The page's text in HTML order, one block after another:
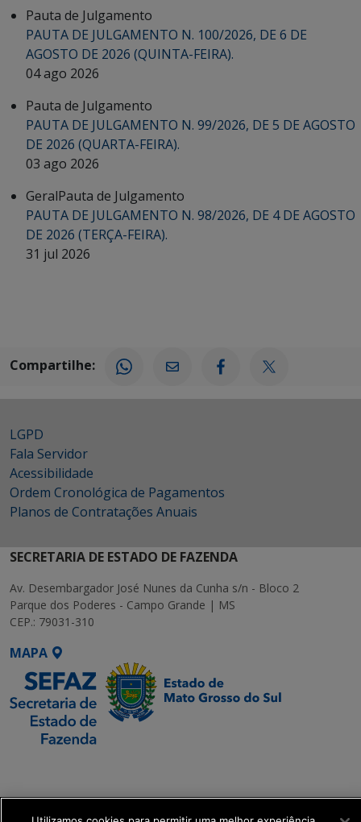
Pauta de Julgamento
PAUTA DE JULGAMENTO N. 100/2026, DE 6 DE
AGOSTO DE 2026 (QUINTA-FEIRA).
04 ago 2026
Pauta de Julgamento
PAUTA DE JULGAMENTO N. 99/2026, DE 5 DE AGOSTO
DE 2026 (QUARTA-FEIRA).
03 ago 2026
GeralPauta de Julgamento
PAUTA DE JULGAMENTO N. 98/2026, DE 4 DE AGOSTO
DE 2026 (TERÇA-FEIRA).
31 jul 2026
Compartilhe:
LGPD
Fala Servidor
Acessibilidade
Ordem Cronológica de Pagamentos
Planos de Contratações Anuais
SECRETARIA DE ESTADO DE FAZENDA
Av. Desembargador José Nunes da Cunha s/n - Bloco 2
Parque dos Poderes - Campo Grande | MS
CEP.: 79031-310
MAPA
Transformação Digital